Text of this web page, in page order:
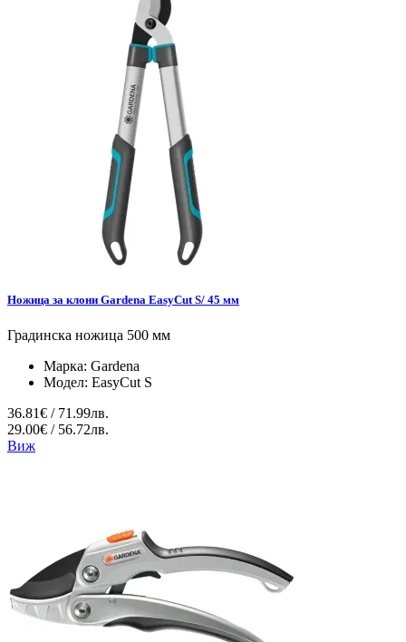
Ножица за клони Gardena EasyCut S/ 45 мм
Градинска ножица 500 мм
Марка: Gardena
Модел: EasyCut S
36.81€ / 71.99лв.
29.00€ / 56.72лв.
Виж